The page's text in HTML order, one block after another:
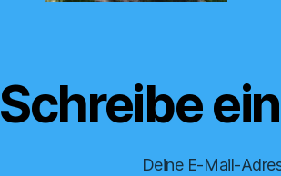
Schreibe
Deine E-Mail-